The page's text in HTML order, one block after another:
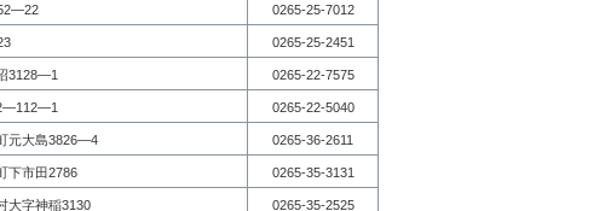
0265-25-7012
0265-25-2451
3128―1 0265-22-7575
0265-22-5040
元大島3826―4 0265-36-2611
下市田2786 0265-35-3131
大字神稲3130 0265-35-2525